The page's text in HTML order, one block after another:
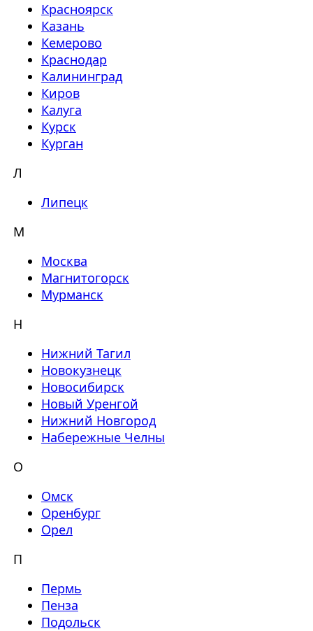
Красноярск
Казань
Кемерово
Краснодар
Калининград
Киров
Калуга
Курск
Курган
Л
Липецк
М
Москва
Магнитогорск
Мурманск
Н
Нижний Тагил
Новокузнецк
Новосибирск
Новый Уренгой
Нижний Новгород
Набережные Челны
О
Омск
Оренбург
Орел
П
Пермь
Пенза
Подольск